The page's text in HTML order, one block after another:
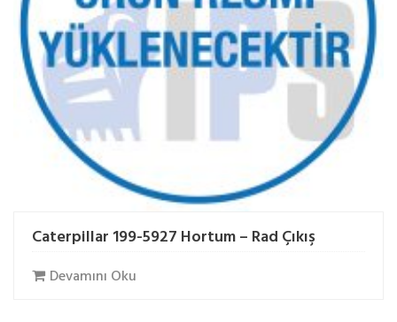
Caterpillar 199-5927 Hortum – Rad Çıkış
Devamını Oku